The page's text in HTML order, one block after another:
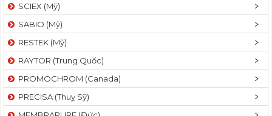
SCIEX (Mỹ)
SABIO (Mỹ)
RESTEK (Mỹ)
RAYTOR (Trung Quốc)
PROMOCHROM (Canada)
PRECISA (Thuỵ Sỹ)